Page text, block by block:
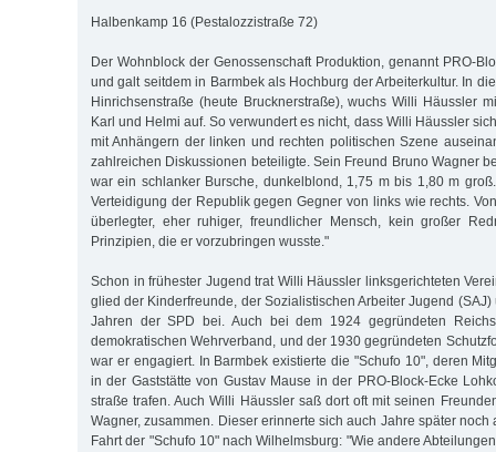
Halbenkamp 16 (Pestalozzistraße 72)
Der Wohnblock der Genossenschaft Produktion, genannt PRO-
und galt seitdem in Barmbek als Hochburg der Arbeiterkultur. In
Hin­rich­senstraße (heute Brucknerstraße), wuchs Willi Häussler
Karl und Helmi auf. So verwundert es nicht, dass Willi Häussler
mit An­hän­gern der linken und rech­ten politischen Szene
zahlreichen Diskussionen beteiligte. Sein Freund Bruno Wagner
war ein schlanker Bursche, dunkelblond, 1,75 m bis 1,80 m
Verteidigung der Republik gegen Geg­ner von links wie rechts.
überlegter, eher ruhiger, freundlicher Mensch, kein großer
Prinzipien, die er vorzubringen wusste."
Schon in frühester Jugend trat Willi Häussler linksgerichteten
glied der Kinderfreunde, der Sozialistischen Arbeiter Jugend (SAJ)
Jah­ren der SPD bei. Auch bei dem 1924 gegründeten
demokratischen Wehr­verband, und der 1930 ge­grün­deten
war er en­ga­giert. In Barm­bek exis­tierte die "Schufo 10", deren
in der Gast­stätte von Gus­tav Mause in der PRO-Block-Ecke
straße trafen. Auch Willi Häuss­­ler saß dort oft mit seinen
Wag­­ner, zu­­sam­­men. Dieser erinnerte sich auch Jahre spä­ter
Fahrt der "Schufo 10" nach Wilhelmsburg: "Wie andere